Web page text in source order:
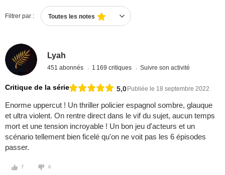
Filtrer par : Toutes les notes
Lyah
451 abonnés 1 169 critiques Suivre son activité
Critique de la série 5,0Publiée le 18 septembre 2022
Enorme uppercut ! Un thriller policier espagnol sombre, glauque
et ultra violent. On rentre direct dans le vif du sujet, aucun temps
mort et une tension incroyable ! Un bon jeu d'acteurs et un
scénario tellement bien ficelé qu'on ne voit pas les 6 épisodes
passer.
7 6